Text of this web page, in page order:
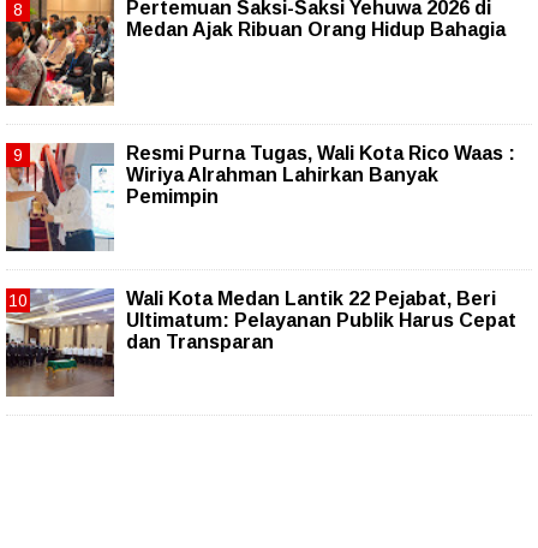
Pertemuan Saksi-Saksi Yehuwa 2026 di
Medan Ajak Ribuan Orang Hidup Bahagia
Resmi Purna Tugas, Wali Kota Rico Waas :
Wiriya Alrahman Lahirkan Banyak
Pemimpin
Wali Kota Medan Lantik 22 Pejabat, Beri
Ultimatum: Pelayanan Publik Harus Cepat
dan Transparan